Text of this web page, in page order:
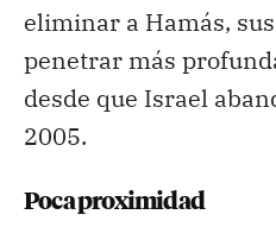
eliminar a Hamás,
penetrar más
desde que Israel
2005.
Poca proximidad